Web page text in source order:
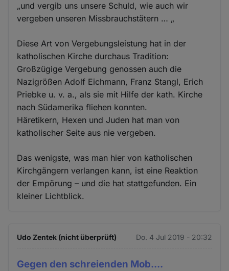
„und vergib uns unsere Schuld, wie auch wir
vergeben unseren Missbrauchstätern … „
Diese Art von Vergebungsleistung hat in der
katholischen Kirche durchaus Tradition:
Großzügige Vergebung genossen auch die
Nazigrößen Adolf Eichmann, Franz Stangl, Erich
Priebke u. v. a., als sie mit Hilfe der kath. Kirche
nach Südamerika fliehen konnten.
Häretikern, Hexen und Juden hat man von
katholischer Seite aus nie vergeben.
Das wenigste, was man hier von katholischen
Kirchgängern verlangen kann, ist eine Reaktion
der Empörung – und die hat stattgefunden. Ein
kleiner Lichtblick.
Udo Zentek (nicht überprüft) Do. 4 Jul 2019 - 20:32
Gegen den schreienden Mob....